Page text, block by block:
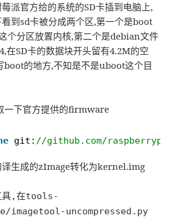
派官方给的系统的SD卡插到电脑上,
到sd卡被分成两个区,第一个是boot
个分区放置内核,第二个是debian文件
在SD卡的数据块开头留有4.2M的空
boot的地方,不知是不是uboot这个目
一下官方提供的firmware
git: //github.com/raspberrypi/
译生成的zImage转化为kernel.img
具,在tools-
imagetool-uncompressed .py